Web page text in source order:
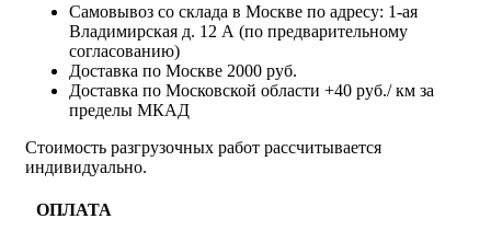
Самовывоз со склада в Москве по адресу: 1-ая
Владимирская д. 12 А (по предварительному
согласованию)
Доставка по Москве 2000 руб.
Доставка по Московской области +40 руб./ км за
пределы МКАД
Стоимость разгрузочных работ рассчитывается
индивидуально.
ОПЛАТА